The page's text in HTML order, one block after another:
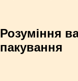
Розуміння
пакування